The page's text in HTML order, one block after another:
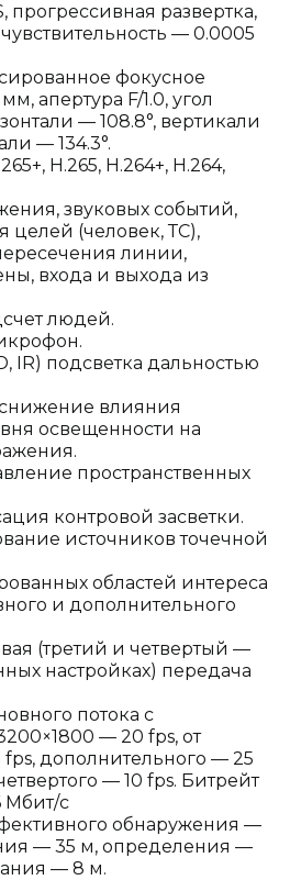
прогрессивная развертка,
— 0.0005
фокусное
апертура F/1.0, угол
— 108.8°, вертикали
— 134.3°.
H.265, H.264+, H.264,
звуковых событий,
целей (человек, ТС),
линии,
входа и выхода из
людей.
IR) подсветка дальностью
влияния
освещенности на
пространственных
контровой засветки.
источников точечной
областей интереса
и дополнительного
(третий и четвертый —
настройках) передача
потока с
— 20 fps, от
fps, дополнительного — 25
— 10 fps. Битрейт
Мбит/с
обнаружения —
— 35 м, определения —
— 8 м.